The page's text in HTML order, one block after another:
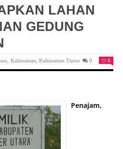
LAHAN
GEDUNG
Kalimantan ,Kalimantan Timur 0 6
Penajam,